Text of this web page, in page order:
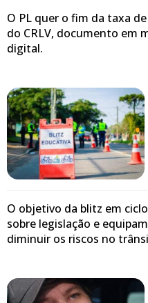
O PL quer o fim da taxa
do CRLV, documento em
digital.
O objetivo da blitz em
sobre legislação e
diminuir os riscos no